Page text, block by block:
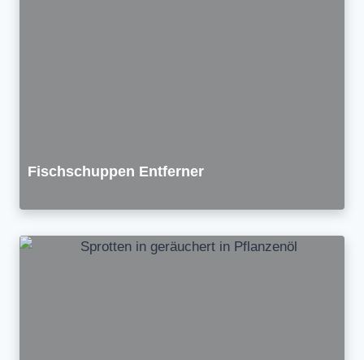
Fischschuppen Entferner